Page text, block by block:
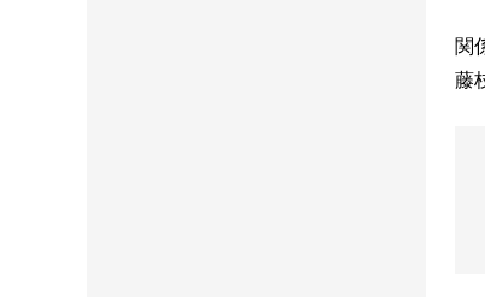
関
藤